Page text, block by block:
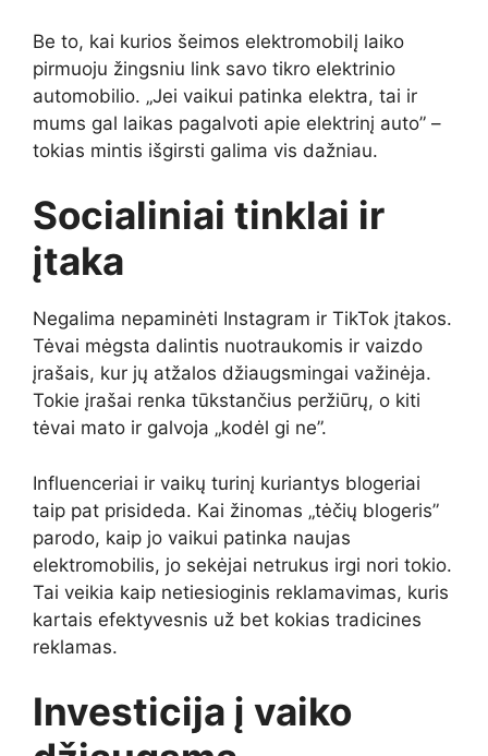
Be to, kai kurios šeimos elektromobilį laiko
pirmuoju žingsniu link savo tikro elektrinio
automobilio. „Jei vaikui patinka elektra, tai ir
mums gal laikas pagalvoti apie elektrinį auto” –
tokias mintis išgirsti galima vis dažniau.
Socialiniai tinklai ir
įtaka
Negalima nepaminėti Instagram ir TikTok įtakos.
Tėvai mėgsta dalintis nuotraukomis ir vaizdo
įrašais, kur jų atžalos džiaugsmingai važinėja.
Tokie įrašai renka tūkstančius peržiūrų, o kiti
tėvai mato ir galvoja „kodėl gi ne”.
Influenceriai ir vaikų turinį kuriantys blogeriai
taip pat prisideda. Kai žinomas „tėčių blogeris”
parodo, kaip jo vaikui patinka naujas
elektromobilis, jo sekėjai netrukus irgi nori tokio.
Tai veikia kaip netiesioginis reklamavimas, kuris
kartais efektyvesnis už bet kokias tradicines
reklamas.
Investicija į vaiko